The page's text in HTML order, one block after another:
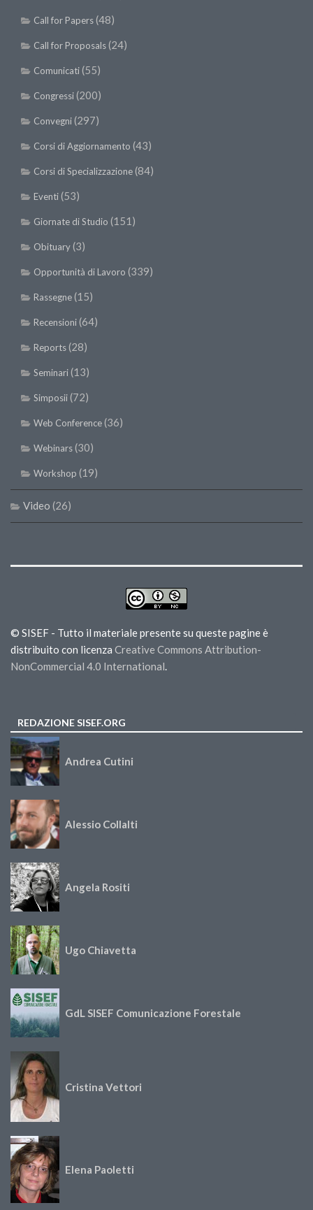
Call for Papers(48)
Call for Proposals(24)
Comunicati(55)
Congressi(200)
Convegni(297)
Corsi di Aggiornamento (43)
Corsi di Specializzazione(84)
Eventi(53)
Giornate di Studio (151)
Obituary(3)
Opportunità di Lavoro (339)
Rassegne(15)
Recensioni(64)
Reports(28)
Seminari(13)
Simposii(72)
Web Conference(36)
Webinars(30)
Workshop (19)
Video (26)
© SISEF - Tutto il materiale presente su queste pagine è
distribuito con licenza Creative Commons Attribution-
NonCommercial 4.0 International.
REDAZIONE SISEF.ORG
Andrea Cutini
Alessio Collalti
Angela Rositi
Ugo Chiavetta
GdL SISEF Comunicazione Forestale
Cristina Vettori
Elena Paoletti